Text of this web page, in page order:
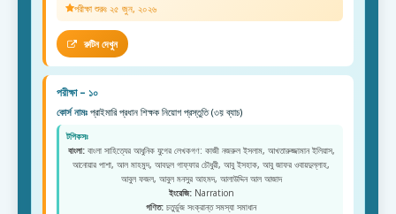
পরীক্ষা শুরুঃ ২৫ জুন, ২০২৬
রুটিন দেখুন
পরীক্ষা – ১০
কোর্স নামঃ প্রাইমারি প্রধান শিক্ষক নিয়োগ প্রস্তুতি (৩য় ব্যাচ)
টপিকসঃ
বাংলা:বাংলা সাহিত্যের আধুনিক যুগের লেখকগণ: কাজী নজরুল ইসলাম, আখতারুজ্জামান ইলিয়াস,
আনোয়ার পাশা, আল মাহমুদ, আবদুল গাফ্ফার চৌধুরী, আবু ইসহাক, আবু জাফর ওবায়দুল্লাহ,
আবুল ফজল, আবুল মনসুর আহমদ, আলাউদ্দিন আল আজাদ
ইংরেজি:Narration
গণিত: চতুর্ভুজ সংক্রান্ত সমস্যা সমাধান